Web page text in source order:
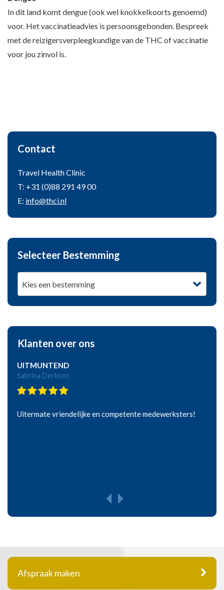
In dit land komt dengue (ook wel knokkelkoorts genoemd)
voor. Het vaccinatieadvies is persoonsgebonden. Bespreek
met de reizigersverpleegkundige van de THC of vaccinatie
voor jou zinvol is.
Contact
Travel Health Clinic
T: +31 (0)88 291 49 00
E: info@thci.nl
Selecteer Bestemming
Kies een bestemming
Klanten over ons
UITMUNTEND
Sabrina Derksen
Uitermate vriendelijke en competente medewerksters!
Afspraak maken